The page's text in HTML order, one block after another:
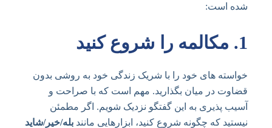
شده است:
1. مکالمه را شروع کنید
خواسته های خود را با شریک زندگی خود به روشی بدون
قضاوت در میان بگذارید. مهم است که با صراحت و
آسیب پذیری به این گفتگو نزدیک شویم. اگر مطمئن
نیستید که چگونه شروع کنید، ابزارهایی مانندبله/خیر/شاید